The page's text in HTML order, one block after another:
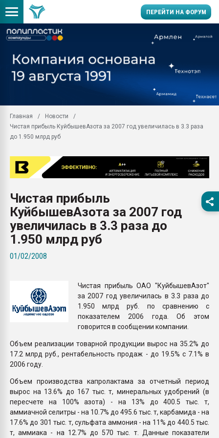
ПЕРЕЙТИ НА ФОРУМ
производство SPC
заводу пластмасс"
28.07.2026
первый план в
28.07.2026
ситуацией на
Всё, что касается
Главная
Новости
Чистая прибыль КуйбышевАзота за 2007 год увеличилась в 3.3 раза
до 1.950 млрд руб
Чистая прибыль
КуйбышевАзота за 2007 год
увеличилась в 3.3 раза до
1.950 млрд руб
01/02/2008
Чистая прибыль ОАО "КуйбышевАзот"
за 2007 год увеличилась в 3.3 раза до
1.950 млрд руб. по сравнению с
показателем 2006 года. Об этом
говорится в сообщении компании.
Объем реализации товарной продукции вырос на 35.2% до
17.2 млрд руб., рентабельность продаж - до 19.5% с 7.1% в
2006 году.
Объем производства капролактама за отчетный период
вырос на 13.6% до 167 тыс. т, минеральных удобрений (в
пересчете на 100% азота) - на 13% до 400.5 тыс. т,
аммиачной селитры - на 10.7% до 495.6 тыс. т, карбамида - на
17.6% до 301 тыс. т, сульфата аммония - на 11% до 440.5 тыс.
т, аммиака - на 12.7% до 570 тыс. т. Данные показатели